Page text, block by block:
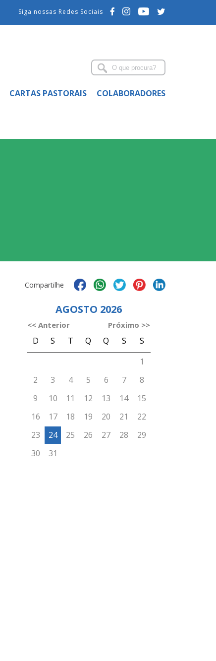
Siga nossas Redes Sociais
CARTAS PASTORAIS COLABORADORES
Compartilhe